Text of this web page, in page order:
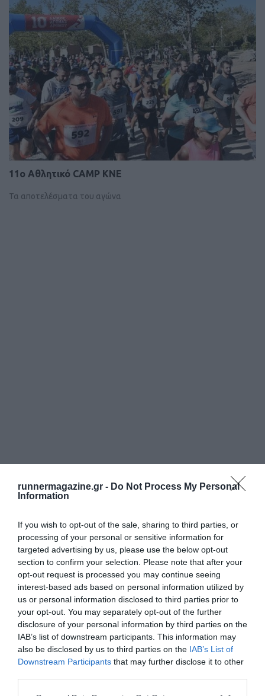
runnermagazine.gr - Do Not Process My Personal
Information
If you wish to opt-out of the sale, sharing to third parties, or
processing of your personal or sensitive information for
targeted advertising by us, please use the below opt-out
section to confirm your selection. Please note that after your
opt-out request is processed you may continue seeing
interest-based ads based on personal information utilized by
us or personal information disclosed to third parties prior to
your opt-out. You may separately opt-out of the further
disclosure of your personal information by third parties on the
IAB’s list of downstream participants. This information may
also be disclosed by us to third parties on the IAB’s List of
Downstream Participants that may further disclose it to other
11ο Αθλητικό CAMP ΚΝΕ
Τα αποτελέσματα του αγώνα